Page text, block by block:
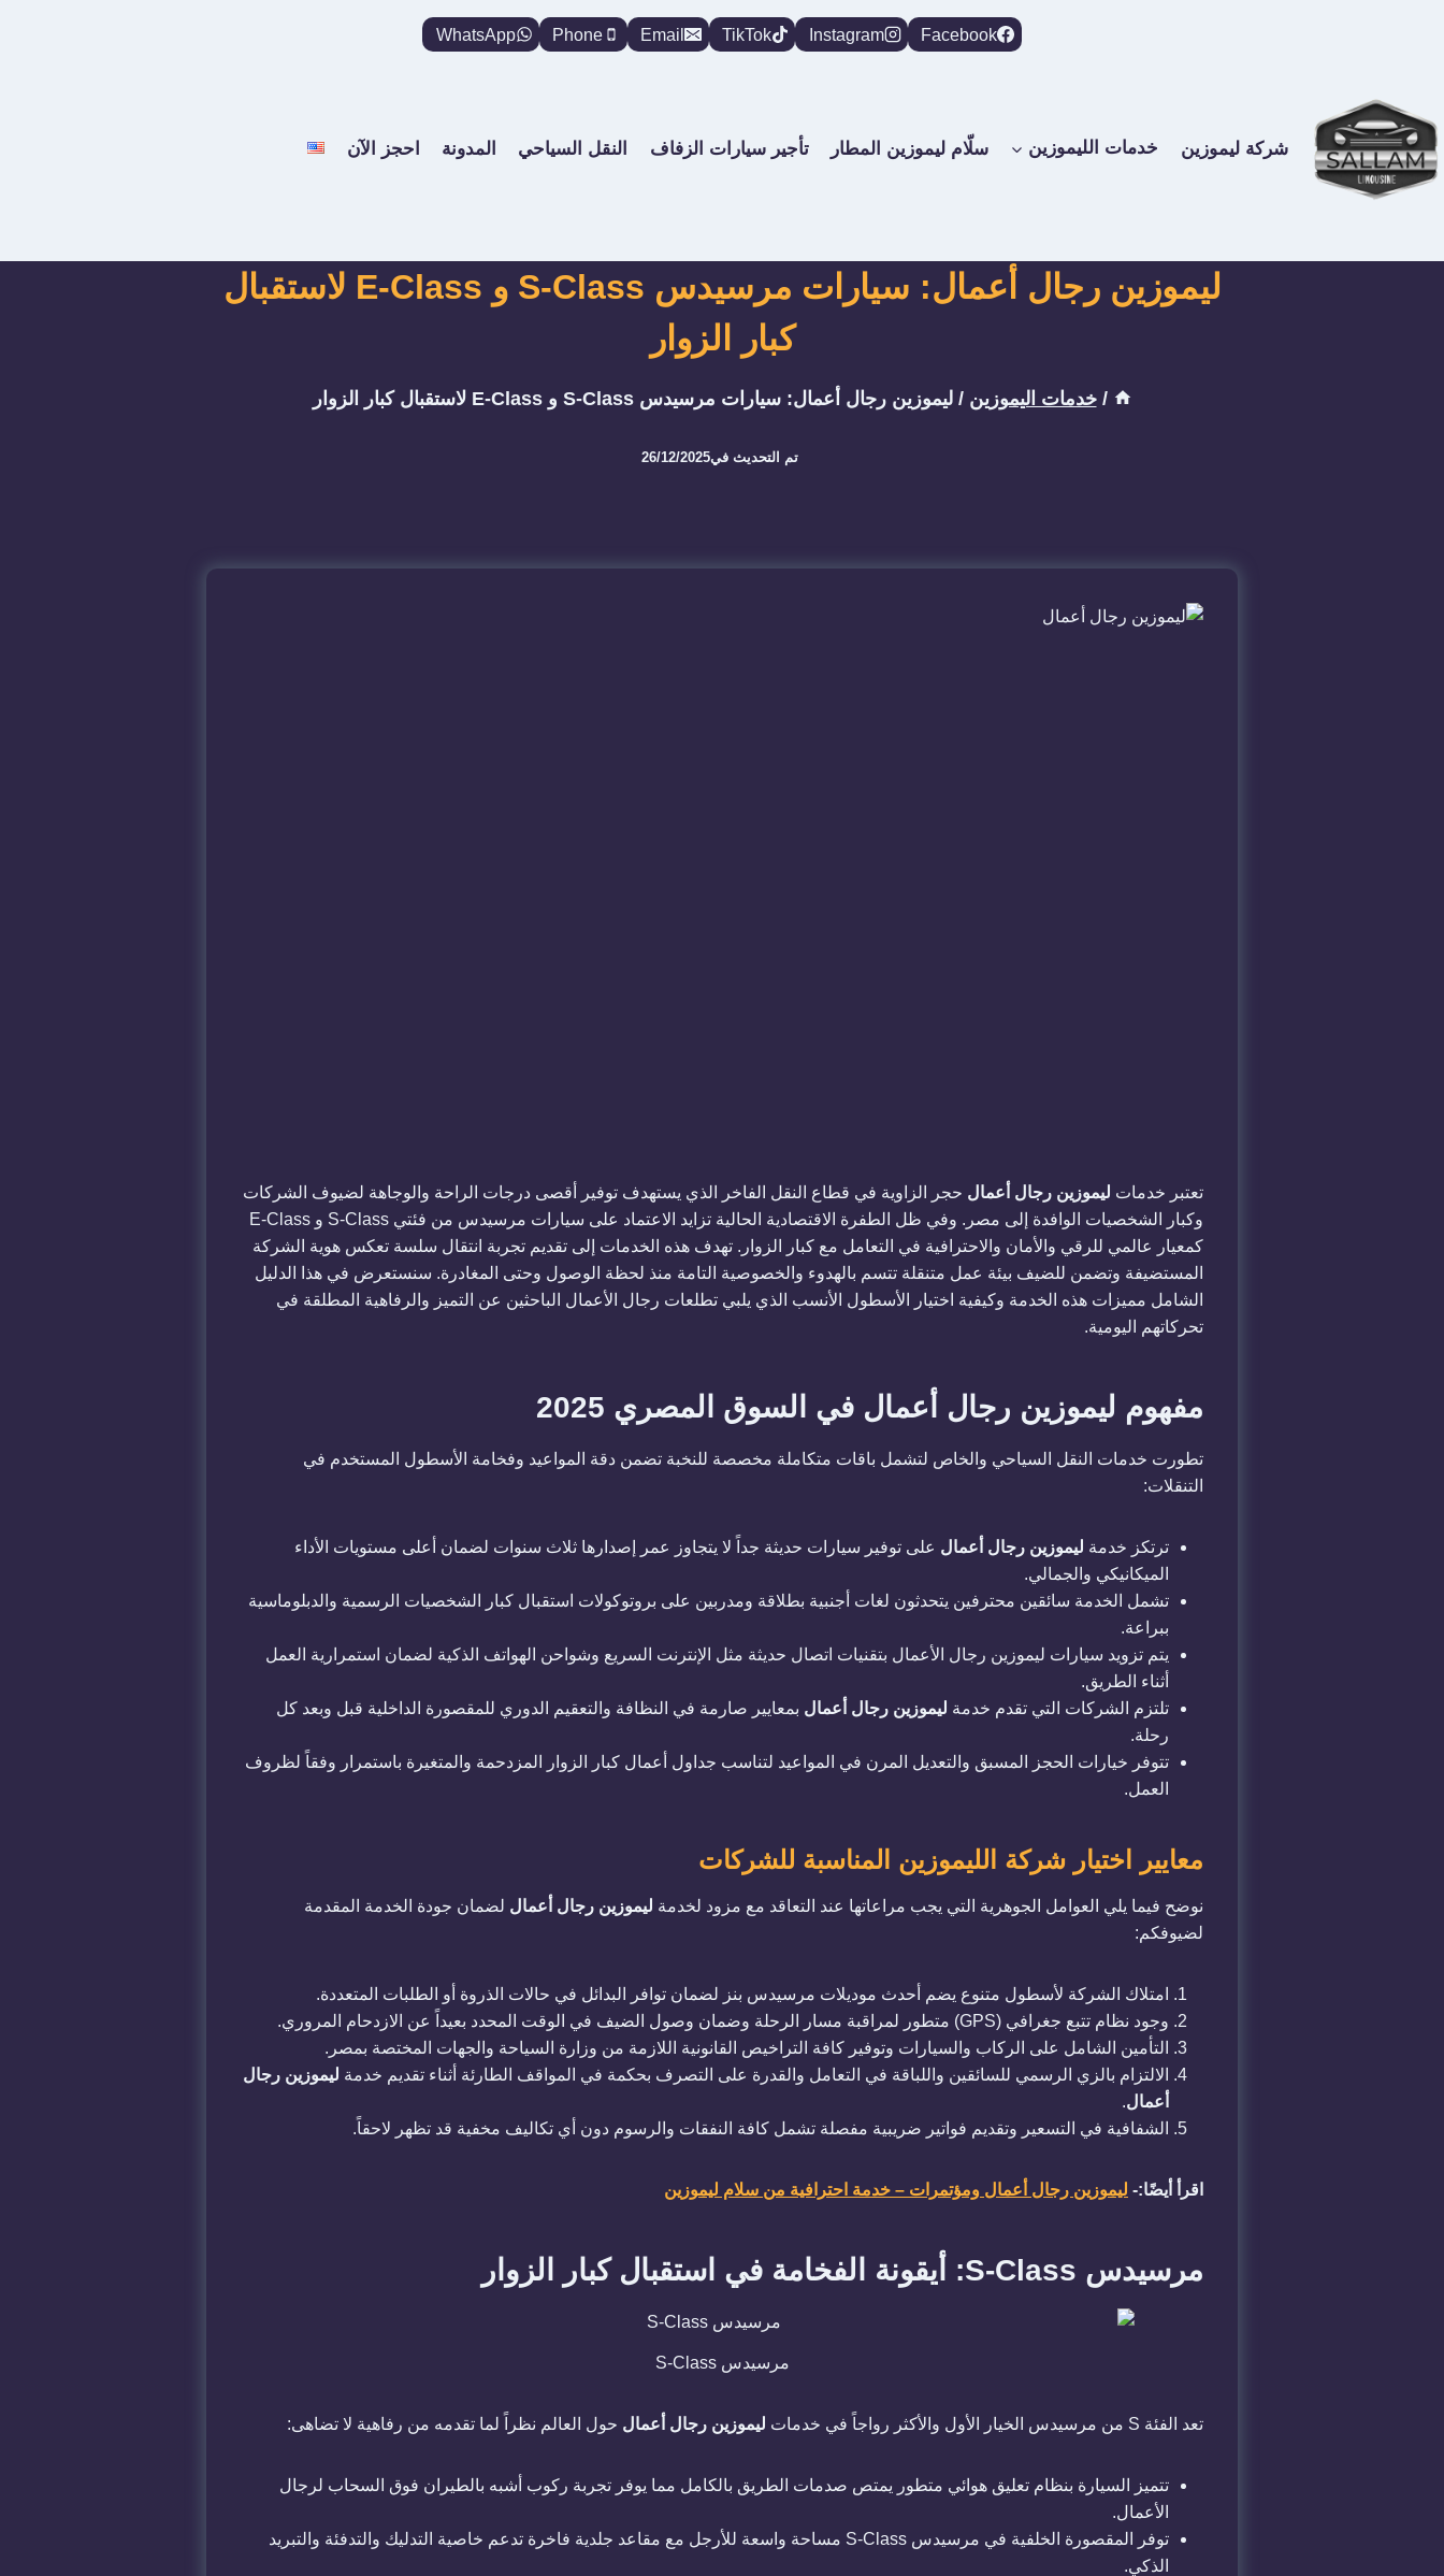
Facebook
Instagram
TikTok
Email
Phone
WhatsApp
شركة ليموزين خدمات الليموزين سلّام ليموزين المطار تأجير سيارات الزفاف النقل السياحي المدونة احجز الآن
ليموزين رجال أعمال: سيارات مرسيدس S-Class و E-Class لاستقبال
كبار الزوار
/ خدمات اليموزين / ليموزين رجال أعمال: سيارات مرسيدس S-Class و E-Class لاستقبال كبار الزوار
تم التحديث في26/12/2025
​تعتبر خدمات ليموزين رجال أعمال حجر الزاوية في قطاع النقل الفاخر الذي يستهدف توفير أقصى درجات الراحة والوجاهة لضيوف الشركات
وكبار الشخصيات الوافدة إلى مصر. وفي ظل الطفرة الاقتصادية الحالية تزايد الاعتماد على سيارات مرسيدس من فئتي S-Class و E-Class
كمعيار عالمي للرقي والأمان والاحترافية في التعامل مع كبار الزوار. تهدف هذه الخدمات إلى تقديم تجربة انتقال سلسة تعكس هوية الشركة
المستضيفة وتضمن للضيف بيئة عمل متنقلة تتسم بالهدوء والخصوصية التامة منذ لحظة الوصول وحتى المغادرة. سنستعرض في هذا الدليل
الشامل مميزات هذه الخدمة وكيفية اختيار الأسطول الأنسب الذي يلبي تطلعات رجال الأعمال الباحثين عن التميز والرفاهية المطلقة في
تحركاتهم اليومية.
​مفهوم ليموزين رجال أعمال في السوق المصري 2025
​تطورت خدمات النقل السياحي والخاص لتشمل باقات متكاملة مخصصة للنخبة تضمن دقة المواعيد وفخامة الأسطول المستخدم في
التنقلات:
​ترتكز خدمة ليموزين رجال أعمال على توفير سيارات حديثة جداً لا يتجاوز عمر إصدارها ثلاث سنوات لضمان أعلى مستويات الأداء
الميكانيكي والجمالي.
​تشمل الخدمة سائقين محترفين يتحدثون لغات أجنبية بطلاقة ومدربين على بروتوكولات استقبال كبار الشخصيات الرسمية والدبلوماسية
ببراعة.
​يتم تزويد سيارات ليموزين رجال الأعمال بتقنيات اتصال حديثة مثل الإنترنت السريع وشواحن الهواتف الذكية لضمان استمرارية العمل
أثناء الطريق.
​تلتزم الشركات التي تقدم خدمة ليموزين رجال أعمال بمعايير صارمة في النظافة والتعقيم الدوري للمقصورة الداخلية قبل وبعد كل
رحلة.
​تتوفر خيارات الحجز المسبق والتعديل المرن في المواعيد لتناسب جداول أعمال كبار الزوار المزدحمة والمتغيرة باستمرار وفقاً لظروف
العمل.
​معايير اختيار شركة الليموزين المناسبة للشركات
​نوضح فيما يلي العوامل الجوهرية التي يجب مراعاتها عند التعاقد مع مزود لخدمة ليموزين رجال أعمال لضمان جودة الخدمة المقدمة
لضيوفكم:
​امتلاك الشركة لأسطول متنوع يضم أحدث موديلات مرسيدس بنز لضمان توافر البدائل في حالات الذروة أو الطلبات المتعددة.
​وجود نظام تتبع جغرافي (GPS) متطور لمراقبة مسار الرحلة وضمان وصول الضيف في الوقت المحدد بعيداً عن الازدحام المروري.
​التأمين الشامل على الركاب والسيارات وتوفير كافة التراخيص القانونية اللازمة من وزارة السياحة والجهات المختصة بمصر.
​الالتزام بالزي الرسمي للسائقين واللباقة في التعامل والقدرة على التصرف بحكمة في المواقف الطارئة أثناء تقديم خدمة ليموزين رجال
أعمال.
​الشفافية في التسعير وتقديم فواتير ضريبية مفصلة تشمل كافة النفقات والرسوم دون أي تكاليف مخفية قد تظهر لاحقاً.
اقرأ أيضًا:- ليموزين رجال أعمال ومؤتمرات – خدمة احترافية من سلام ليموزين
​مرسيدس S-Class: أيقونة الفخامة في استقبال كبار الزوار
مرسيدس S-Class
​تعد الفئة S من مرسيدس الخيار الأول والأكثر رواجاً في خدمات ليموزين رجال أعمال حول العالم نظراً لما تقدمه من رفاهية لا تضاهى:
​تتميز السيارة بنظام تعليق هوائي متطور يمتص صدمات الطريق بالكامل مما يوفر تجربة ركوب أشبه بالطيران فوق السحاب لرجال
الأعمال.
​توفر المقصورة الخلفية في مرسيدس S-Class مساحة واسعة للأرجل مع مقاعد جلدية فاخرة تدعم خاصية التدليك والتدفئة والتبريد
الذكي.